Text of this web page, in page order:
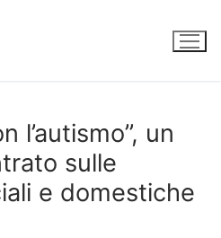
l’autismo”, un
sulle
e domestiche